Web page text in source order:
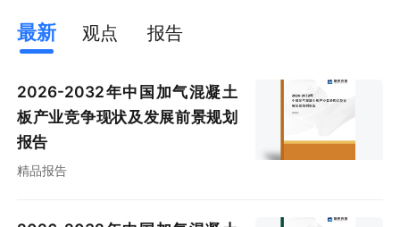
最新 观点 报告
2026-2032年中国加气混凝土
板产业竞争现状及发展前景规划
报告
精品报告